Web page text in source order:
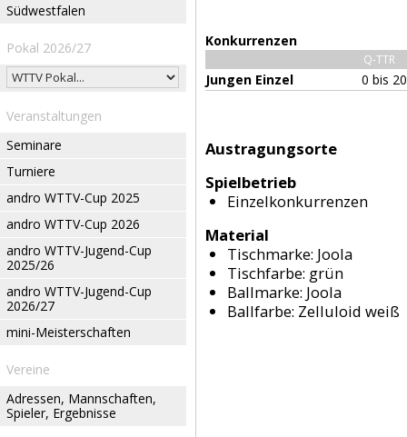
Südwestfalen
Pokal 2026/27
Veranstaltungen
Seminare
Turniere
andro WTTV-Cup 2025
andro WTTV-Cup 2026
andro WTTV-Jugend-Cup
2025/26
andro WTTV-Jugend-Cup
2026/27
mini-Meisterschaften
Vereine
Adressen, Mannschaften,
Spieler, Ergebnisse
Konkurrenzen
Q-TTR
Jungen Einzel 0 bis
Austragungsorte
Spielbetrieb
Einzelkonkurrenzen
Material
Tischmarke: Joola
Tischfarbe: grün
Ballmarke: Joola
Ballfarbe: Zelluloid weiß